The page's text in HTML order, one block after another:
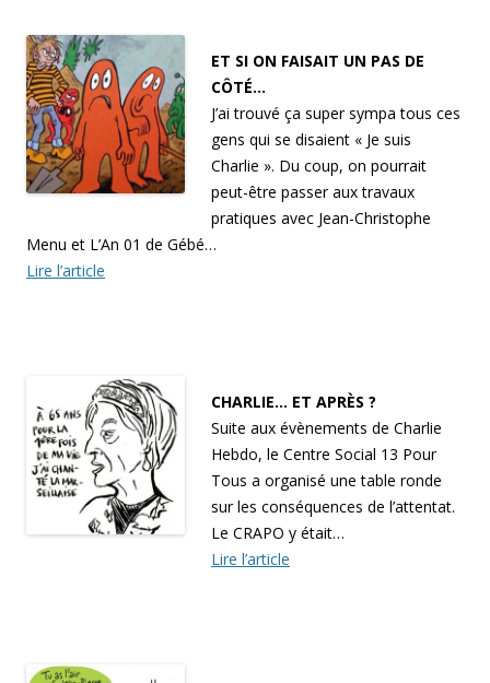
ET SI ON FAISAIT UN PAS DE
CÔTÉ…
J’ai trouvé ça super sympa tous ces
gens qui se disaient « Je suis
Charlie ». Du coup, on pourrait
peut-être passer aux travaux
pratiques avec Jean-Christophe
Menu et L’An 01 de Gébé…
Lire l’article
CHARLIE… ET APRÈS ?
Suite aux évènements de Charlie
Hebdo, le Centre Social 13 Pour
Tous a organisé une table ronde
sur les conséquences de l’attentat.
Le CRAPO y était…
Lire l’article